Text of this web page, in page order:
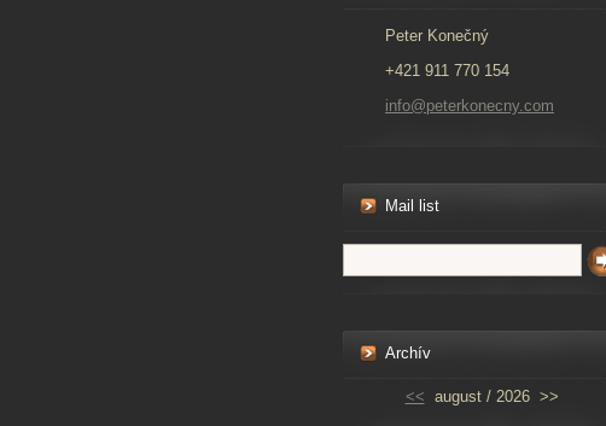
Peter Konečný
+421 911 770 154
info@peterkonecny.com
Mail list
Archív
<< august / 2026 >>